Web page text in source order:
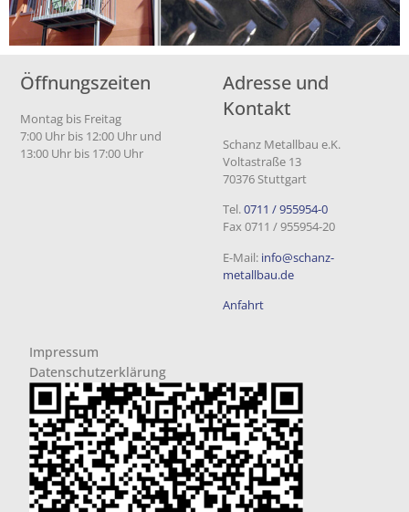
Öffnungszeiten
Montag bis Freitag
7:00 Uhr bis 12:00 Uhr und
13:00 Uhr bis 17:00 Uhr
Adresse und
Kontakt
Schanz Metallbau e.K.
Voltastraße 13
70376 Stuttgart
Tel.0711 / 955954-0
Fax 0711 / 955954-20
E-Mail: info@schanz-
metallbau.de
Anfahrt
Impressum
Datenschutzerklärung